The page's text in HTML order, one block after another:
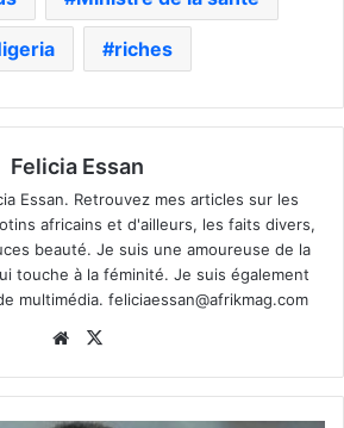
riches
Felicia Essan
Essan. Retrouvez mes articles sur les
africains et d'ailleurs, les faits divers,
beauté. Je suis une amoureuse de la
touche à la féminité. Je suis également
multimédia. feliciaessan@afrikmag.com
Website